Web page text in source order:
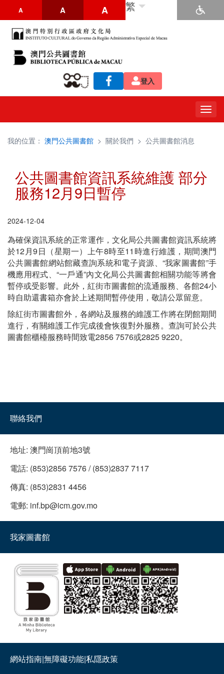
A A A 繁
登入
我的位置： 澳門公共圖書館 > 關於我們 > 公共圖書館消息
公共圖書館資訊系統維護 部分
服務12月9日暫停
2024-12-04
為確保資訊系統的正常運作，文化局公共圖書館資訊系統將
於12月9日（星期一）上午8時至11時進行維護，期間澳門
公共圖書館網站館藏查詢系統和電子資源、“我家圖書館”手
機應用程式、“一戶通”內文化局公共圖書館相關功能等將會
暫停或受影響。此外，紅街市圖書館的流通服務、各館24小
時自助還書箱亦會於上述期間暫停使用，敬請公眾留意。
除紅街市圖書館外，各網站及服務的維護工作將在閉館期間
進行，有關維護工作完成後會恢復對外服務。查詢可於公共
圖書館櫃檯服務時間致電2856 7576或2825 9220。
聯絡我們
地址: 澳門崗頂前地3號
電話: (853)2856 7576 / (853)2837 7117
傳真: (853)2831 4456
電郵: inf.bp@icm.gov.mo
我家圖書館
網站指南|無障礙功能|私隱政策